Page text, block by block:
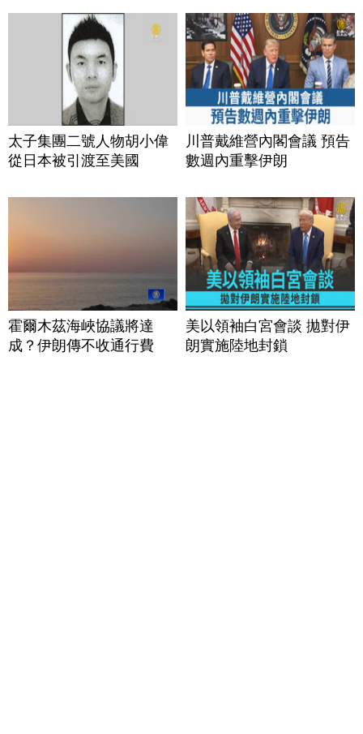
太子集團二號人物胡小偉
從日本被引渡至美國
川普戴維營內閣會議 預告
數週內重擊伊朗
霍爾木茲海峽協議將達
成？伊朗傳不收通行費
美以領袖白宮會談 拋對伊
朗實施陸地封鎖